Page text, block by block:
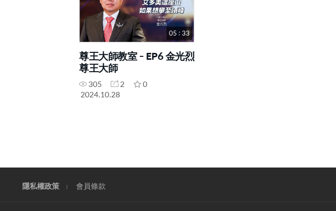
05 : 33
尊王大師教室 - EP6 金光烈
尊王大師
305 2
0
2024.10.28
隱私權政策 會員條款